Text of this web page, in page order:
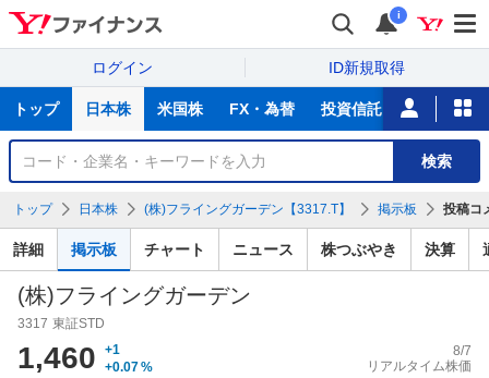
i
ログイン ID新規取得
サ
トップ 日本株 米国株 FX・為替 投資信託 ニュース
銘
検
索
検索
トップ 日本株 (株)フライングガーデン【3317.T】 掲示板 投稿コ
詳細 掲示板 チャート ニュース 株つぶやき 決算
(株)フライングガーデン
3317 東証STD
1,460
+1
+0.07%
8/7
リアルタイム株価